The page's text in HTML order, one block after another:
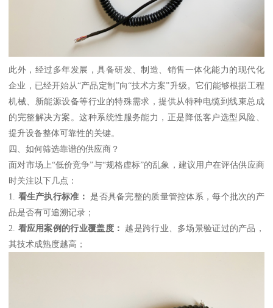
此外，经过多年发展，具备研发、制造、销售一体化能力的现代化
企业，已经开始从“产品定制”向“技术方案”升级。它们能够根据工程
机械、新能源设备等行业的特殊需求，提供从特种电缆到线束总成
的完整解决方案。这种系统性服务能力，正是降低客户选型风险、
提升设备整体可靠性的关键。
四、如何筛选靠谱的供应商？
面对市场上“低价竞争”与“规格虚标”的乱象，建议用户在评估供应商
时关注以下几点：
1. 看生产执行标准： 是否具备完整的质量管控体系，每个批次的产
品是否有可追溯记录；
2. 看应用案例的行业覆盖度：
越是跨行业、多场景验证过的产品，
其技术成熟度越高；